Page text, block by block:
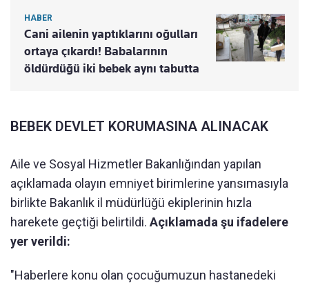
HABER
Cani ailenin yaptıklarını oğulları
ortaya çıkardı! Babalarının
öldürdüğü iki bebek aynı tabutta
BEBEK DEVLET KORUMASINA ALINACAK
Aile ve Sosyal Hizmetler Bakanlığından yapılan
açıklamada olayın emniyet birimlerine yansımasıyla
birlikte Bakanlık il müdürlüğü ekiplerinin hızla
harekete geçtiği belirtildi. Açıklamada şu ifadelere
yer verildi:
"Haberlere konu olan çocuğumuzun hastanedeki